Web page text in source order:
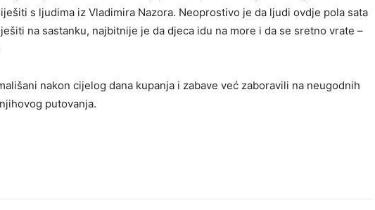
s ljudima iz Vladimira Nazora. Neoprostivo je da ljudi ovdje pola sata
na sastanku, najbitnije je da djeca idu na more i da se sretno vrate –
nakon cijelog dana kupanja i zabave već zaboravili na neugodnih
putovanja.